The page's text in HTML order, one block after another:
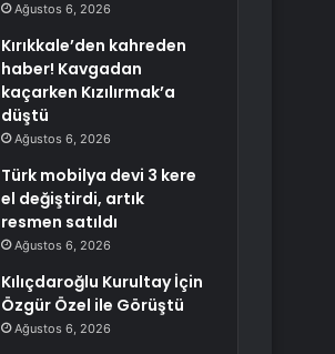
Ağustos 6, 2026
Kırıkkale’den kahreden
haber! Kavgadan
kaçarken Kızılırmak’a
düştü
Ağustos 6, 2026
Türk mobilya devi 3 kere
el değiştirdi, artık
resmen satıldı
Ağustos 6, 2026
Kılıçdaroğlu Kurultay İçin
Özgür Özel ile Görüştü
Ağustos 6, 2026